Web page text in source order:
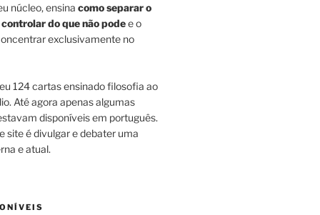
núcleo, ensina como separar o
do que não podee o
exclusivamente no
124 cartas ensinado filosofia ao
Até agora apenas algumas
disponíveis em português.
site é divulgar e debater uma
e atual.